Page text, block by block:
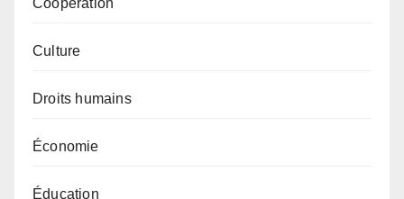
Culture
Droits humains
Économie
Éducation